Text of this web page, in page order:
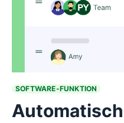
SOFTWARE-FUNKTION